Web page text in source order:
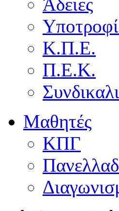
Κ.Π.Ε.
Π.Ε.Κ.
Μαθητές
ΚΠΓ